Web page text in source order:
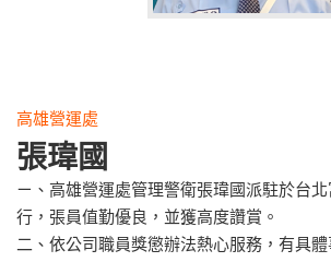
高雄營運處
張瑋國
ㄧ、高雄營運處管理警衛張瑋國派駐於台
行，張員值勤優良，並獲高度讚賞。
二、依公司職員獎懲辦法熱心服務，有具